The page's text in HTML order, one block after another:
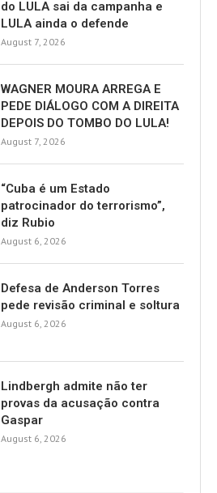
do LULA sai da campanha e
LULA ainda o defende
August 7, 2026
WAGNER MOURA ARREGA E
PEDE DIÁLOGO COM A DIREITA
DEPOIS DO TOMBO DO LULA!
August 7, 2026
“Cuba é um Estado
patrocinador do terrorismo”,
diz Rubio
August 6, 2026
Defesa de Anderson Torres
pede revisão criminal e soltura
August 6, 2026
Lindbergh admite não ter
provas da acusação contra
Gaspar
August 6, 2026